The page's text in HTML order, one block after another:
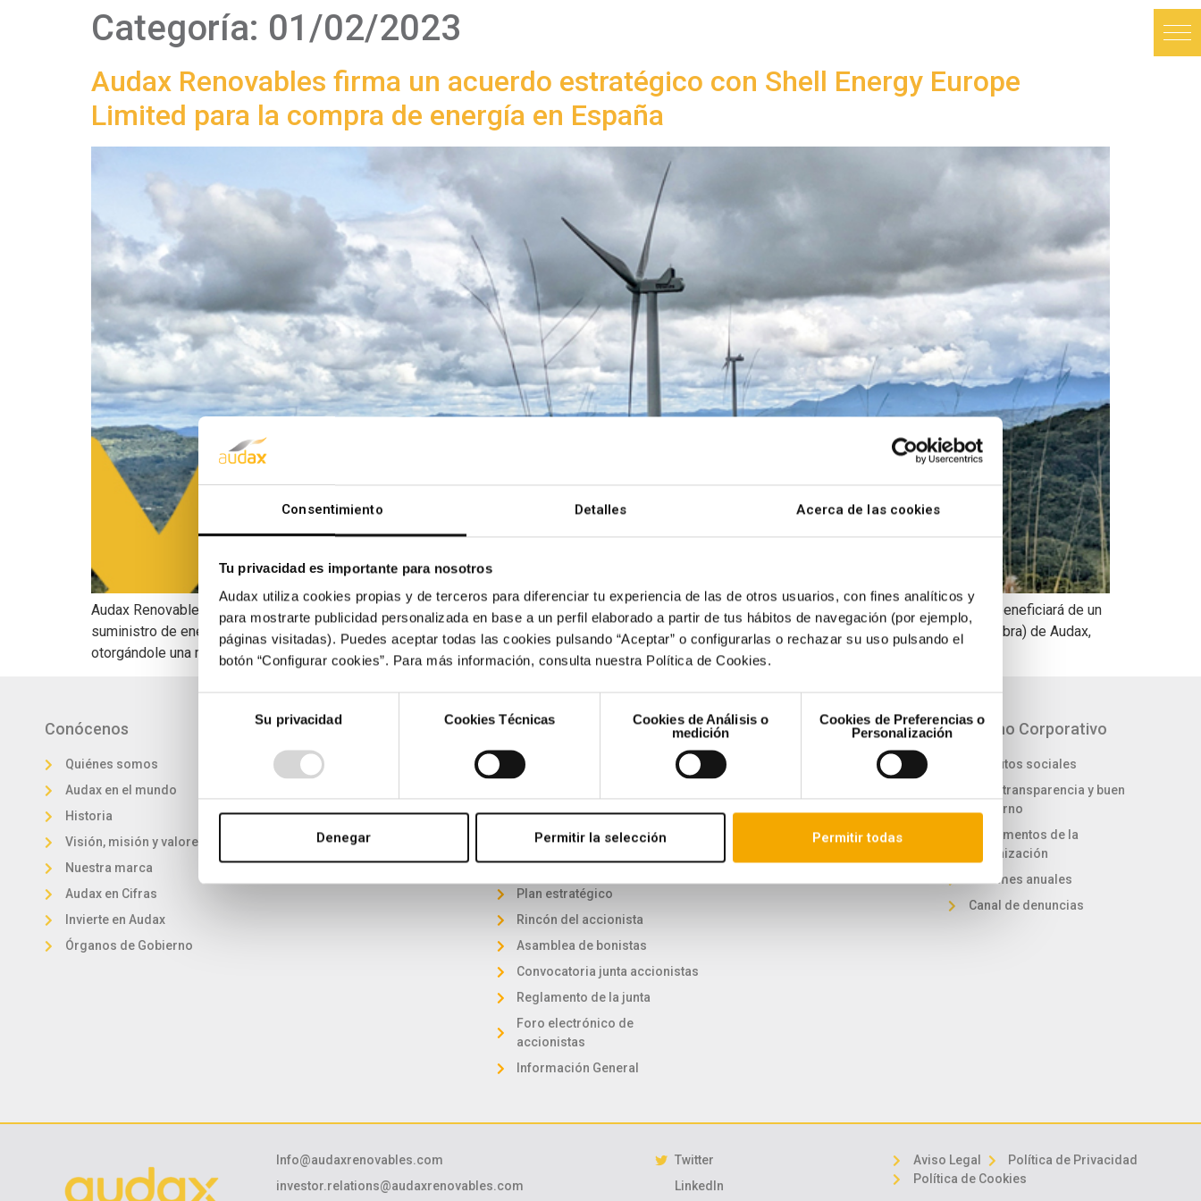
Consentimiento Detalles Acerca de las cookies
Tu privacidad es importante para nosotros
Audax utiliza cookies propias y de terceros para diferenciar tu experiencia de las de otros usuarios, con fines analíticos y
para mostrarte publicidad personalizada en base a un perfil elaborado a partir de tus hábitos de navegación (por ejemplo,
páginas visitadas). Puedes aceptar todas las cookies pulsando “Aceptar” o configurarlas o rechazar su uso pulsando el
botón “Configurar cookies”. Para más información, consulta nuestra Política de Cookies.
Su privacidad Cookies Técnicas
Cookies de Análisis o
medición
Cookies de Preferencias o
Personalización
Denegar Permitir la selección Permitir todas
Categoría: 01/02/2023
Audax Renovables firma un acuerdo estratégico con Shell Energy Europe
Limited para la compra de energía en España
Audax Renovables La multinacional británica se convertirá en proveedor exclusivo de gas y electricidad para el Grupo Audax en España, quien se beneficiará de un
suministro de energía tras la firma de un acuerdo de Market Access. El acuerdo tiene un impacto inmediato en el “working capital” (fondo de maniobra) de Audax,
otorgándole una mayor […]
Conócenos
Quiénes somos
Audax en el mundo
Historia
Visión, misión y valores
Nuestra marca
Audax en Cifras
Invierte en Audax
Órganos de Gobierno
Proyectos
Cartera de proyectos
Solar
Eólica
Comercialización
Accionistas e Inversores
Invierte en Audax
Certificación verde
Información bursátil
Comunicaciones a la CNMV
Plan estratégico
Rincón del accionista
Asamblea de bonistas
Convocatoria junta accionistas
Reglamento de la junta
Foro electrónico de
accionistas
Información General
Sostenibilidad
Lucha contra el cambio
Estrategia de sostenibilidad
Gestión y desarrollo sostenible
Gobierno Corporativo
Estatutos sociales
Ética, transparencia y buen
gobierno
Reglamentos de la
organización
Informes anuales
Canal de denuncias
Info@audaxrenovables.com
investor.relations@audaxrenovables.com
Twitter
LinkedIn
Aviso Legal
Política de Privacidad
Política de Cookies